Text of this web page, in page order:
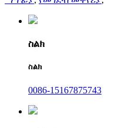
ስልክ
ስልክ
0086-15167875743